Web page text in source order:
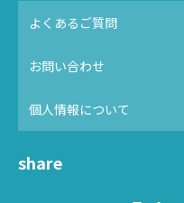
よくあるご質問
お問い合わせ
個人情報について
share